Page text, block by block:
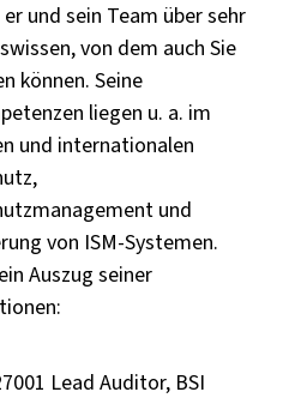
und sein Team über sehr
von dem auch Sie
können. Seine
liegen u. a. im
und internationalen
und
von ISM-Systemen.
Auszug seiner
Lead Auditor, BSI